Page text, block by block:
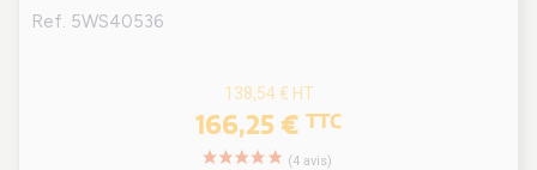
Ref. 5WS40536
138,54 € HT
166,25 € TTC